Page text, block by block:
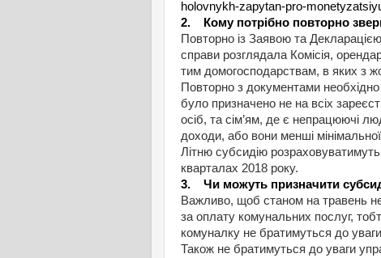
holovnykh-zapytan-pro-
2. Кому потрібно повторно
Повторно із Заявою та
справи розглядала Комісія,
тим домогосподарствам, в яких з
Повторно з документами
було призначено не на всіх
осіб, та сім’ям, де є непрацюючі
доходи, або вони менші
Літню субсидію
кварталах 2018 року.
3. Чи можуть призначити
Важливо, щоб станом на травень
за оплату комунальних послуг,
комуналку не братимуться до
Також не братимуться до уваги